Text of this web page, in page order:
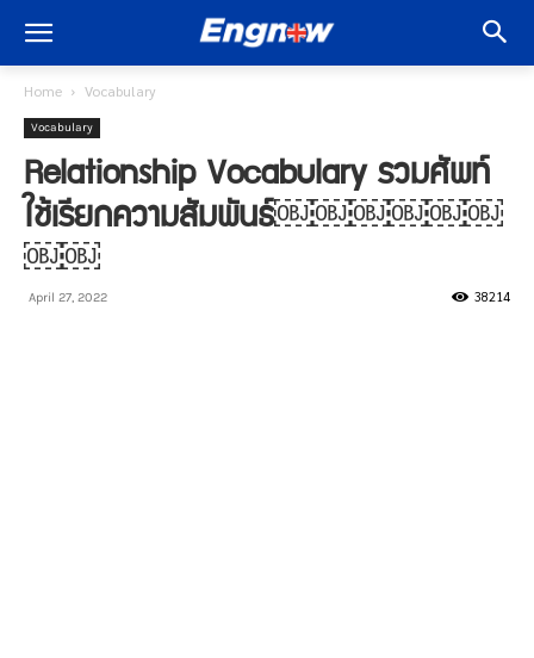
Home Vocabulary
Vocabulary
Relationship Vocabulary รวมศัพท์
ใช้เรียกความสัมพันธ์￼￼￼￼￼￼
￼￼
April 27, 2022 38214